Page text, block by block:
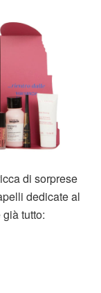
di sorprese
dedicate al
tutto: